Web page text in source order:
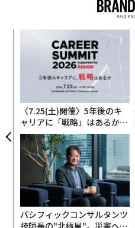
〈7.25(土)開催〉5年後のキ
ャリアに「戦略」はあるか。
トップエグゼクティブのキャ
リアに触れる1日│CAREER S
UMMIT 2026
パシフィックコンサルタンツ